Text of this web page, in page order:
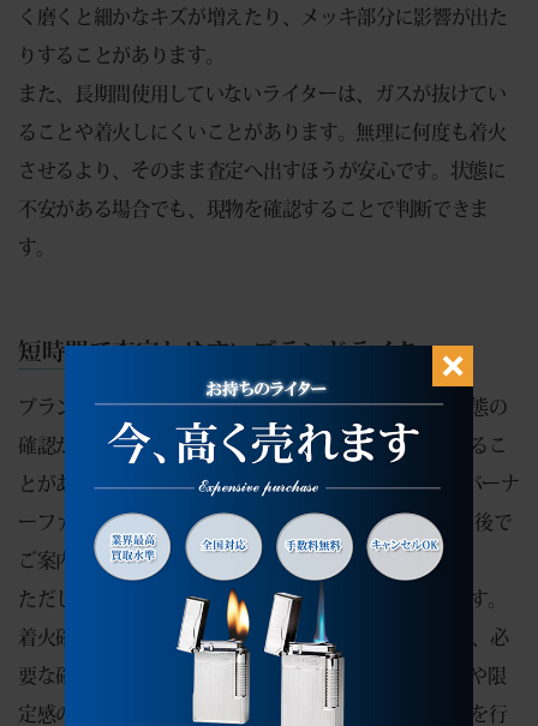
く磨くと細かなキズが増えたり、メッキ部分に影響が出た
りすることがあります。
また、長期間使用していないライターは、ガスが抜けてい
ることや着火しにくいことがあります。無理に何度も着火
させるより、そのまま査定へ出すほうが安心です。状態に
不安がある場合でも、現物を確認することで判断できま
す。
短時間で査定しやすいブランドライター
ブランドライターは、モデルが確認しやすく、動作状態の
確認がスムーズに進む場合、比較的短時間で査定できるこ
とがあります。今回のデュポンライン216264ダブルバーナ
ーファイアラインズも、ライター1点のため、約5分前後で
ご案内できるお品物でした。
ただし、ライターの状態によって確認時間は変わります。
着火確認、ガス漏れ、外装の状態、モデルの特定など、必
要な確認が増える場合もあります。特に古いデュポンや限
定感のあるモデルは、型番や仕様を確認しながら査定を行